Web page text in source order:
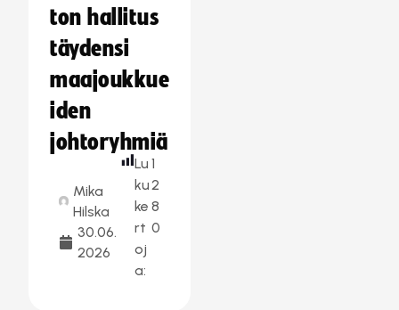
ton hallitus
täydensi
maajoukkue
iden
johtoryhmiä
Mika
Hilska
30.06.
2026
Lu
ku
ke
rt
oj
a:
1
2
8
0